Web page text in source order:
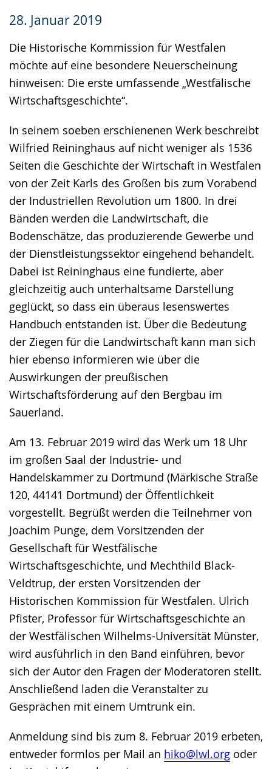
28. Januar 2019
Die Historische Kommission für Westfalen
möchte auf eine besondere Neuerscheinung
hinweisen: Die erste umfassende „Westfälische
Wirtschaftsgeschichte“.
In seinem soeben erschienenen Werk beschreibt
Wilfried Reininghaus auf nicht weniger als 1536
Seiten die Geschichte der Wirtschaft in Westfalen
von der Zeit Karls des Großen bis zum Vorabend
der Industriellen Revolution um 1800. In drei
Bänden werden die Landwirtschaft, die
Bodenschätze, das produzierende Gewerbe und
der Dienstleistungssektor eingehend behandelt.
Dabei ist Reininghaus eine fundierte, aber
gleichzeitig auch unterhaltsame Darstellung
geglückt, so dass ein überaus lesenswertes
Handbuch entstanden ist. Über die Bedeutung
der Ziegen für die Landwirtschaft kann man sich
hier ebenso informieren wie über die
Auswirkungen der preußischen
Wirtschaftsförderung auf den Bergbau im
Sauerland.
Am 13. Februar 2019 wird das Werk um 18 Uhr
im großen Saal der Industrie- und
Handelskammer zu Dortmund (Märkische Straße
120, 44141 Dortmund) der Öffentlichkeit
vorgestellt. Begrüßt werden die Teilnehmer von
Joachim Punge, dem Vorsitzenden der
Gesellschaft für Westfälische
Wirtschaftsgeschichte, und Mechthild Black-
Veldtrup, der ersten Vorsitzenden der
Historischen Kommission für Westfalen. Ulrich
Pfister, Professor für Wirtschaftsgeschichte an
der Westfälischen Wilhelms-Universität Münster,
wird ausführlich in den Band einführen, bevor
sich der Autor den Fragen der Moderatoren stellt.
Anschließend laden die Veranstalter zu
Gesprächen mit einem Umtrunk ein.
Anmeldung sind bis zum 8. Februar 2019 erbeten,
entweder formlos per Mail an hiko@lwl.org oder